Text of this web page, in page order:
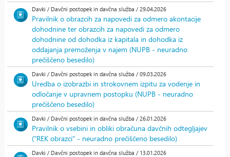
Davki / Davčni postopek in davčna služba / 29.04.2026
Pravilnik o obrazcih za napovedi za odmero akontacije
dohodnine ter obrazcih za napovedi za odmero
dohodnine od dohodka iz kapitala in dohodka iz
oddajanja premoženja v najem (NUPB - neuradno
prečiščeno besedilo)
Davki / Davčni postopek in davčna služba / 09.03.2026
Uredba o izobrazbi in strokovnem izpitu za vodenje in
odločanje v upravnem postopku (NUPB - neuradno
prečiščeno besedilo)
Davki / Davčni postopek in davčna služba / 26.01.2026
Pravilnik o vsebini in obliki obračuna davčnih odtegljajev
("REK obrazci" - neuradno prečiščeno besedilo)
Davki / Davčni postopek in davčna služba / 13.01.2026